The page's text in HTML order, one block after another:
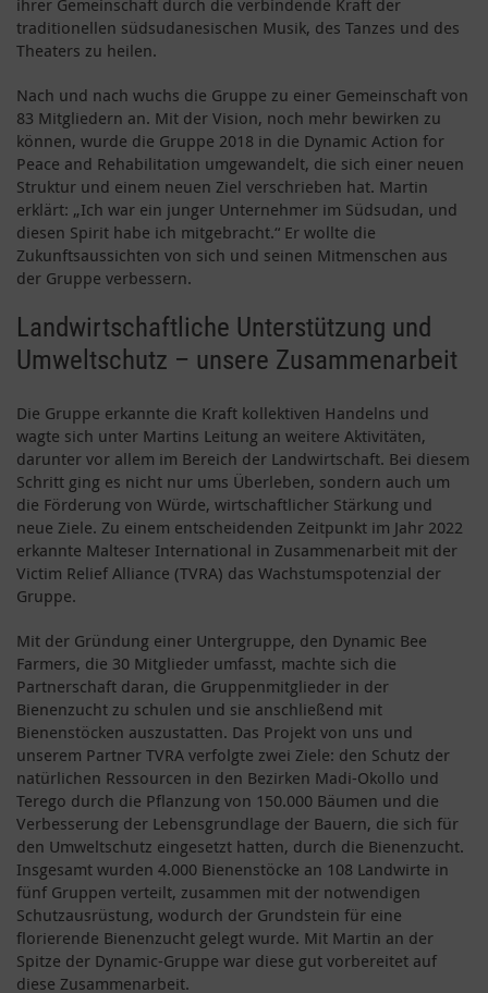
traditionellen südsudanesischen Musik, des Tanzes und des
Theaters zu heilen.
Nach und nach wuchs die Gruppe zu einer Gemeinschaft von
83 Mitgliedern an. Mit der Vision, noch mehr bewirken zu
können, wurde die Gruppe 2018 in die Dynamic Action for
Peace and Rehabilitation umgewandelt, die sich einer neuen
Struktur und einem neuen Ziel verschrieben hat. Martin
erklärt: „Ich war ein junger Unternehmer im Südsudan, und
diesen Spirit habe ich mitgebracht.“ Er wollte die
Zukunftsaussichten von sich und seinen Mitmenschen aus
der Gruppe verbessern.
Landwirtschaftliche Unterstützung und
Umweltschutz – unsere Zusammenarbeit
Die Gruppe erkannte die Kraft kollektiven Handelns und
wagte sich unter Martins Leitung an weitere Aktivitäten,
darunter vor allem im Bereich der Landwirtschaft. Bei diesem
Schritt ging es nicht nur ums Überleben, sondern auch um
die Förderung von Würde, wirtschaftlicher Stärkung und
neue Ziele. Zu einem entscheidenden Zeitpunkt im Jahr 2022
erkannte Malteser International in Zusammenarbeit mit der
Victim Relief Alliance (TVRA) das Wachstumspotenzial der
Gruppe.
Mit der Gründung einer Untergruppe, den Dynamic Bee
Farmers, die 30 Mitglieder umfasst, machte sich die
Partnerschaft daran, die Gruppenmitglieder in der
Bienenzucht zu schulen und sie anschließend mit
Bienenstöcken auszustatten. Das Projekt von uns und
unserem Partner TVRA verfolgte zwei Ziele: den Schutz der
natürlichen Ressourcen in den Bezirken Madi-Okollo und
Terego durch die Pflanzung von 150.000 Bäumen und die
Verbesserung der Lebensgrundlage der Bauern, die sich für
den Umweltschutz eingesetzt hatten, durch die Bienenzucht.
Insgesamt wurden 4.000 Bienenstöcke an 108 Landwirte in
fünf Gruppen verteilt, zusammen mit der notwendigen
Schutzausrüstung, wodurch der Grundstein für eine
florierende Bienenzucht gelegt wurde. Mit Martin an der
Spitze der Dynamic-Gruppe war diese gut vorbereitet auf
diese Zusammenarbeit.